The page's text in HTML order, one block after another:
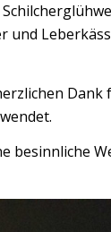
Dank
besinnliche